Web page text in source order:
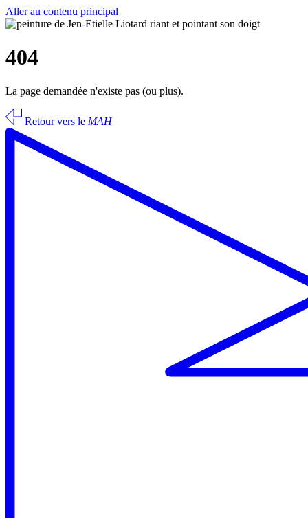
Aller au contenu principal
404
La page demandée n'existe pas (ou plus).
Retour vers le MAH